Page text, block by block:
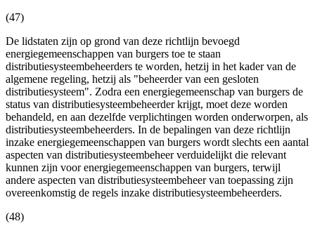
(47)
De lidstaten zijn op grond van deze richtlijn bevoegd
energiegemeenschappen van burgers toe te staan
distributiesysteembeheerders te worden, hetzij in het kader van de
algemene regeling, hetzij als "beheerder van een gesloten
distributiesysteem". Zodra een energiegemeenschap van burgers de
status van distributiesysteembeheerder krijgt, moet deze worden
behandeld, en aan dezelfde verplichtingen worden onderworpen, als
distributiesysteembeheerders. In de bepalingen van deze richtlijn
inzake energiegemeenschappen van burgers wordt slechts een aantal
aspecten van distributiesysteembeheer verduidelijkt die relevant
kunnen zijn voor energiegemeenschappen van burgers, terwijl
andere aspecten van distributiesysteembeheer van toepassing zijn
overeenkomstig de regels inzake distributiesysteembeheerders.
(48)